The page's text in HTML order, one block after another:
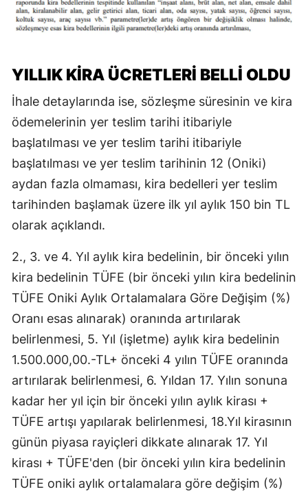
YILLIK KİRA ÜCRETLERİ BELLİ OLDU
İhale detaylarında ise, sözleşme süresinin ve kira
ödemelerinin yer teslim tarihi itibariyle
başlatılması ve yer teslim tarihi itibariyle
başlatılması ve yer teslim tarihinin 12 (Oniki)
aydan fazla olmaması, kira bedelleri yer teslim
tarihinden başlamak üzere ilk yıl aylık 150 bin TL
olarak açıklandı.
2., 3. ve 4. Yıl aylık kira bedelinin, bir önceki yılın
kira bedelinin TÜFE (bir önceki yılın kira bedelinin
TÜFE Oniki Aylık Ortalamalara Göre Değişim (%)
Oranı esas alınarak) oranında artırılarak
belirlenmesi, 5. Yıl (işletme) aylık kira bedelinin
1.500.000,00.-TL+ önceki 4 yılın TÜFE oranında
artırılarak belirlenmesi, 6. Yıldan 17. Yılın sonuna
kadar her yıl için bir önceki yılın aylık kirası +
TÜFE artışı yapılarak belirlenmesi, 18.Yıl kirasının
günün piyasa rayiçleri dikkate alınarak 17. Yıl
kirası + TÜFE'den (bir önceki yılın kira bedelinin
TÜFE oniki aylık ortalamalara göre değişim (%)